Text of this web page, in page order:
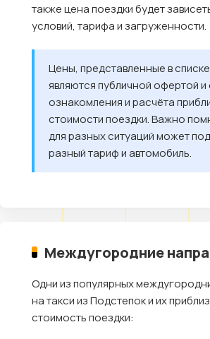
также цена поездки будет
условий, тарифа и загруженности.
Цены, представленные в
являются публичной офертой и
ознакомления и расчёта
стоимости поездки. Важно
для разных ситуаций может
разный тариф и автомобиль.
Междугородние
Одни из популярных
на такси из Подстепок и их
стоимость поездки: